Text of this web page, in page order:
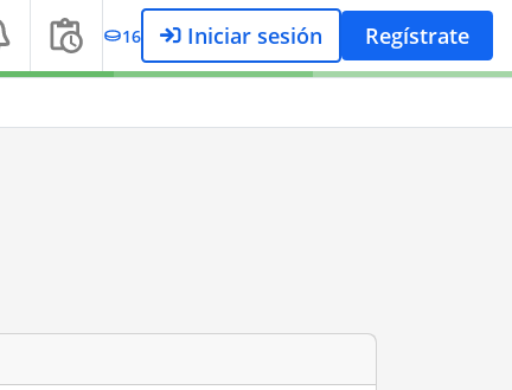
16 Iniciar sesión Regístrate